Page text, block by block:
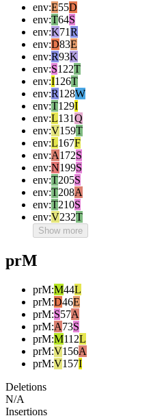
env:E55D
env:T64S
env:K71R
env:D83E
env:R93K
env:S122T
env:I126T
env:R128W
env:T129I
env:L131Q
env:V159T
env:L167F
env:A172S
env:N199S
env:T205S
env:T208A
env:T210S
env:V232T
Show more
prM
prM:M44L
prM:D46E
prM:S57A
prM:A73S
prM:M112L
prM:V156A
prM:V157I
Deletions
N/A
Insertions